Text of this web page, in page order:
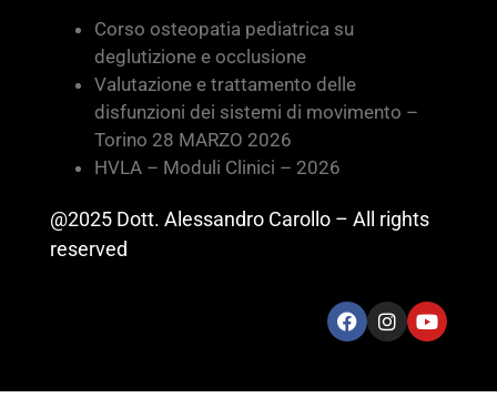
Corso osteopatia pediatrica su
deglutizione e occlusione
Valutazione e trattamento delle
disfunzioni dei sistemi di movimento –
Torino 28 MARZO 2026
HVLA – Moduli Clinici – 2026
@2025 Dott. Alessandro Carollo – All rights
reserved